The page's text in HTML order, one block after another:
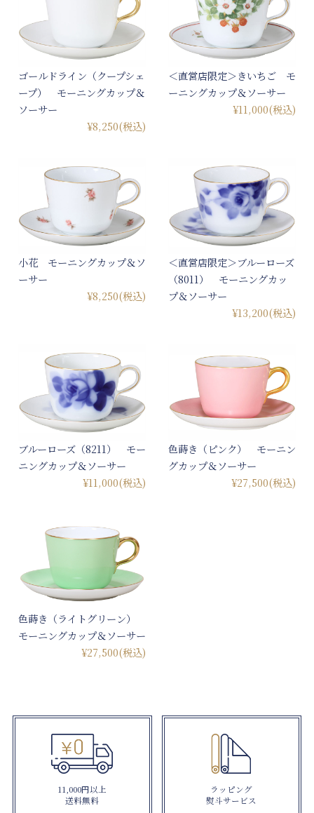
ゴールドライン（クープシェ
ープ） モーニングカップ＆
ソーサー
¥8,250(税込)
＜直営店限定＞きいちご モ
ーニングカップ＆ソーサー
¥11,000(税込)
小花 モーニングカップ＆ソ
ーサー
¥8,250(税込)
＜直営店限定＞ブルーローズ
（8011） モーニングカッ
プ＆ソーサー
¥13,200(税込)
ブルーローズ（8211） モー
ニングカップ＆ソーサー
¥11,000(税込)
色蒔き（ピンク） モーニン
グカップ＆ソーサー
¥27,500(税込)
色蒔き（ライトグリーン）
モーニングカップ＆ソーサー
¥27,500(税込)
11,000円以上
送料無料
ラッピング
熨斗サービス